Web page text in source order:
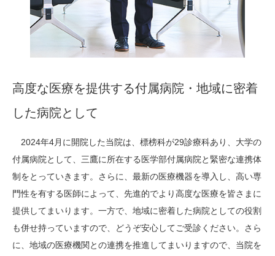
高度な医療を提供する付属病院・地域に密着
した病院として
2024年4月に開院した当院は、標榜科が29診療科あり、大学の
付属病院として、三鷹に所在する医学部付属病院と緊密な連携体
制をとっていきます。さらに、最新の医療機器を導入し、高い専
門性を有する医師によって、先進的でより高度な医療を皆さまに
提供してまいります。一方で、地域に密着した病院としての役割
も併せ持っていますので、どうぞ安心してご受診ください。さら
に、地域の医療機関との連携を推進してまいりますので、当院を